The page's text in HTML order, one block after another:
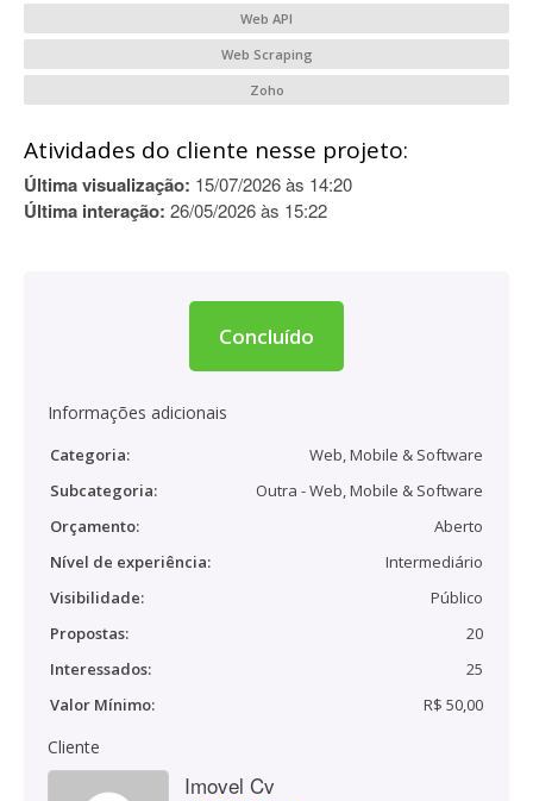
Web API
Web Scraping
Zoho
Atividades do cliente nesse projeto:
Última visualização: 15/07/2026 às 14:20
Última interação: 26/05/2026 às 15:22
Concluído
Informações adicionais
Categoria:
Web, Mobile & Software
Subcategoria:
Outra - Web, Mobile & Software
Orçamento:
Aberto
Nível de experiência:
Intermediário
Visibilidade:
Público
Propostas:
20
Interessados:
25
Valor Mínimo:
R$ 50,00
Cliente
Imovel Cv